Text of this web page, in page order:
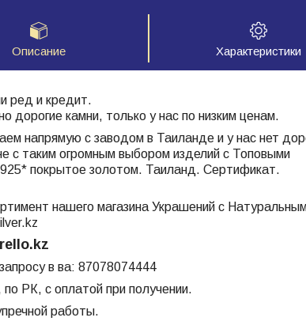
Описание Характеристики
ред и кредит.
дорогие камни, только у нас по низким ценам.
напрямую с заводом в Таиланде и у нас нет
с таким огромным выбором изделий с Топовыми
покрытое золотом. Таиланд. Сертификат.
нашего магазина Украшений с
.kz
в ва: 87078074444
по РК, с оплатой при получении.
работы.